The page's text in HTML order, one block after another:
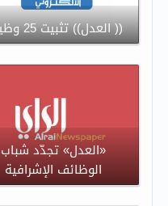
(( العدل)) تثبيت 25 وظيفة
«العدل» تجدّد شباب
الوظائف الإشرافية